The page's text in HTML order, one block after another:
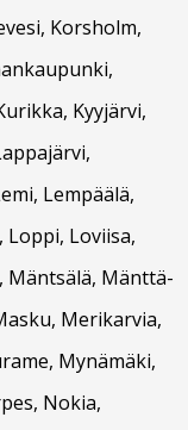
Korsholm,
Kyyjärvi,
Lempäälä,
Loppi, Loviisa,
Mäntsälä, Mänttä-
Merikarvia,
Mynämäki,
Nokia,